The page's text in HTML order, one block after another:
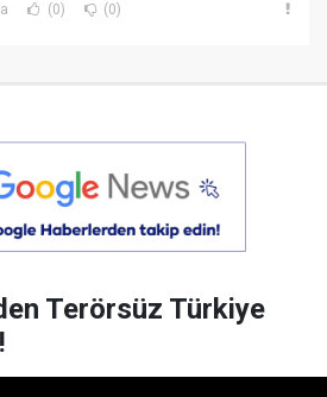
(0) (0)
Terörsüz Türkiye